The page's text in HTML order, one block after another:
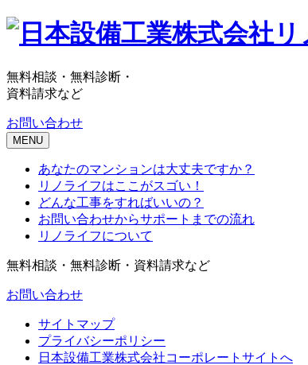
無料相談・無料診断・
資料請求など
お問い合わせ
MENU
あなたのマンションは大丈夫ですか？
リノライフはここがスゴい！
どんな工事をすればいいの？
お問い合わせからサポートまでの流れ
リノライフについて
無料相談・無料診断・資料請求など
お問い合わせ
サイトマップ
プライバシーポリシー
日本設備工業株式会社コーポレートサイトへ